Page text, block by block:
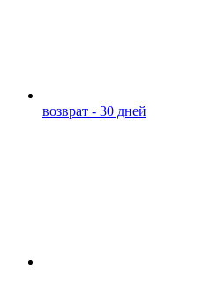
возврат - 30 дней